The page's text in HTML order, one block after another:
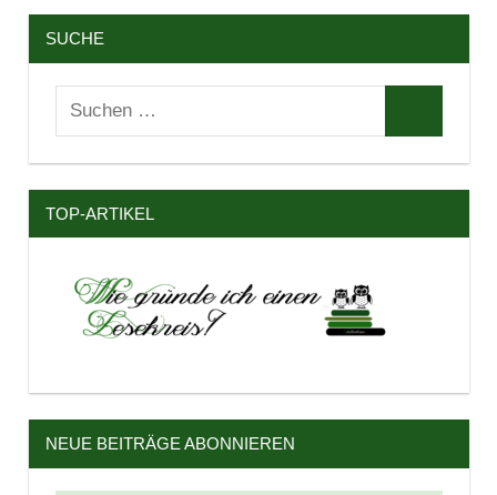
SUCHE
Suchen
TOP-ARTIKEL
NEUE BEITRÄGE ABONNIEREN